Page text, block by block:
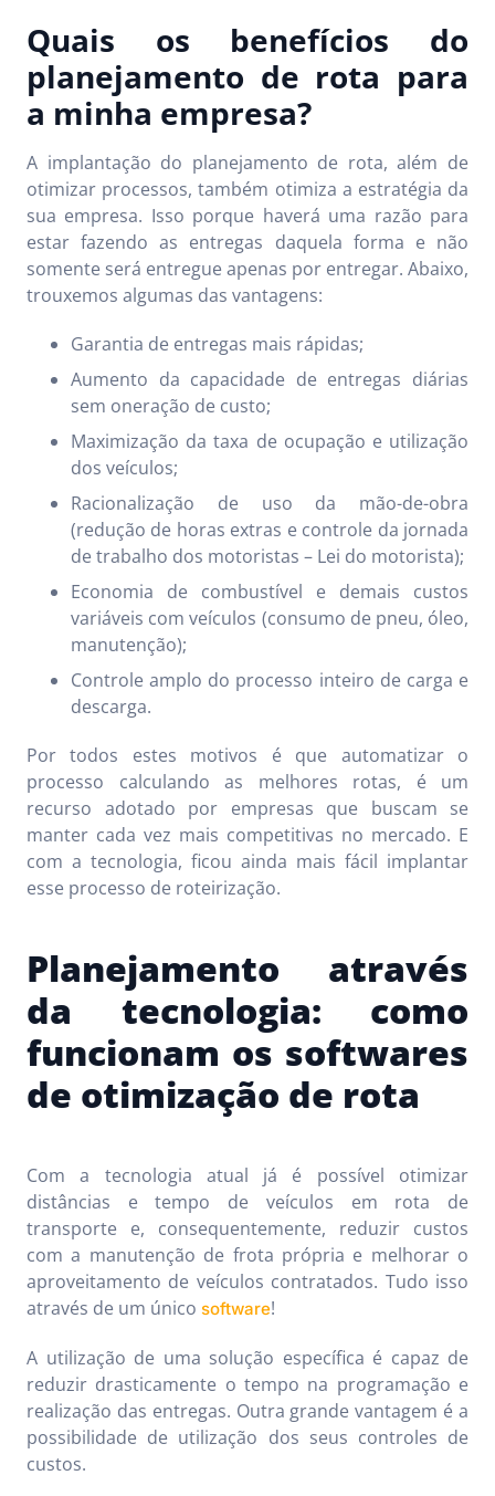
Quais os benefícios do
planejamento de rota para
a minha empresa?
A implantação do planejamento de rota, além de
otimizar processos, também otimiza a estratégia da
sua empresa. Isso porque haverá uma razão para
estar fazendo as entregas daquela forma e não
somente será entregue apenas por entregar. Abaixo,
trouxemos algumas das vantagens:
Garantia de entregas mais rápidas;
Aumento da capacidade de entregas diárias
sem oneração de custo;
Maximização da taxa de ocupação e utilização
dos veículos;
Racionalização de uso da mão-de-obra
(redução de horas extras e controle da jornada
de trabalho dos motoristas – Lei do motorista);
Economia de combustível e demais custos
variáveis com veículos (consumo de pneu, óleo,
manutenção);
Controle amplo do processo inteiro de carga e
descarga.
Por todos estes motivos é que automatizar o
processo calculando as melhores rotas, é um
recurso adotado por empresas que buscam se
manter cada vez mais competitivas no mercado. E
com a tecnologia, ficou ainda mais fácil implantar
esse processo de roteirização.
Planejamento através
da tecnologia: como
funcionam os softwares
de otimização de rota
Com a tecnologia atual já é possível otimizar
distâncias e tempo de veículos em rota de
transporte e, consequentemente, reduzir custos
com a manutenção de frota própria e melhorar o
aproveitamento de veículos contratados. Tudo isso
através de um único software!
A utilização de uma solução específica é capaz de
reduzir drasticamente o tempo na programação e
realização das entregas. Outra grande vantagem é a
possibilidade de utilização dos seus controles de
custos.